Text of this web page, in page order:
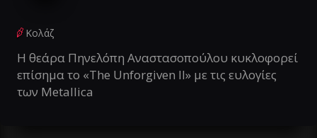
Κολάζ
Η θεάρα Πηνελόπη Αναστασοπούλου κυκλοφορεί
επίσημα το «The Unforgiven II» με τις ευλογίες
των Metallica